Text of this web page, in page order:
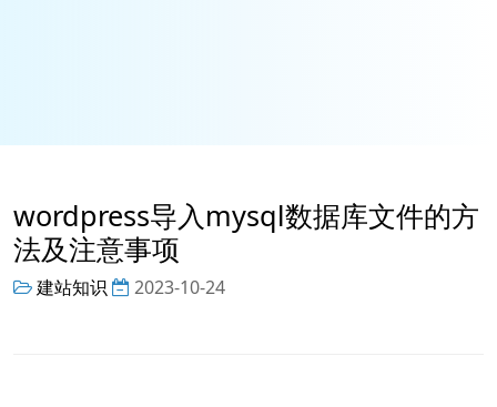
wordpress导入mysql数据库文件的方
法及注意事项
建站知识 2023-10-24